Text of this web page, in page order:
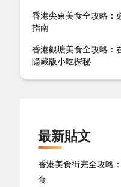
香港尖東美食全攻略：
指南
香港觀塘美食全攻略：
隐藏版小吃探秘
最新貼文
香港美食街完全攻略
食